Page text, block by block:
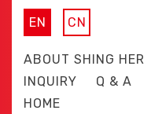
EN CN
ABOUT SHING HER
INQUIRY
Q & A
HOME